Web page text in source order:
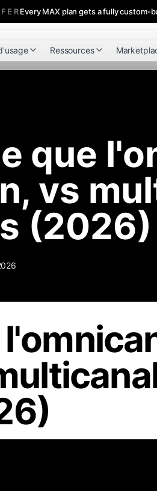
Every MAX plan gets a fully custom-
Ressources
que
vs
(2026)